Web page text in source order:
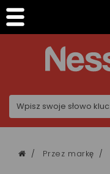
Przez markę
Panel zarządzania